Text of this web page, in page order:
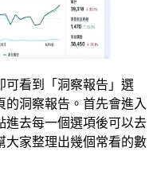
可看到「洞察報告」選
洞察報告。首先會進入
進去每一個選項後可以去
大家整理出幾個常看的數